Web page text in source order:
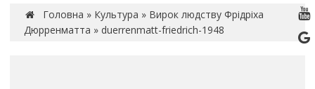
Головна » Культура » Вирок людству Фрідріха
Дюрренматта » duerrenmatt-friedrich-1948